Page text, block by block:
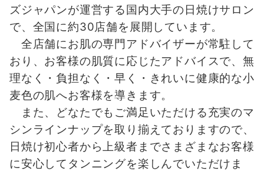
ズジャパンが運営する国内大手の日焼けサロン
で、全国に約30店舗を展開しています。
全店舗にお肌の専門アドバイザーが常駐して
おり、お客様の肌質に応じたアドバイスで、無
理なく・負担なく・早く・きれいに健康的な小
麦色の肌へお客様を導きます。
また、どなたでもご満足いただける充実のマ
シンラインナップを取り揃えておりますので、
日焼け初心者から上級者までさまざまなお客様
に安心してタンニングを楽しんでいただけま